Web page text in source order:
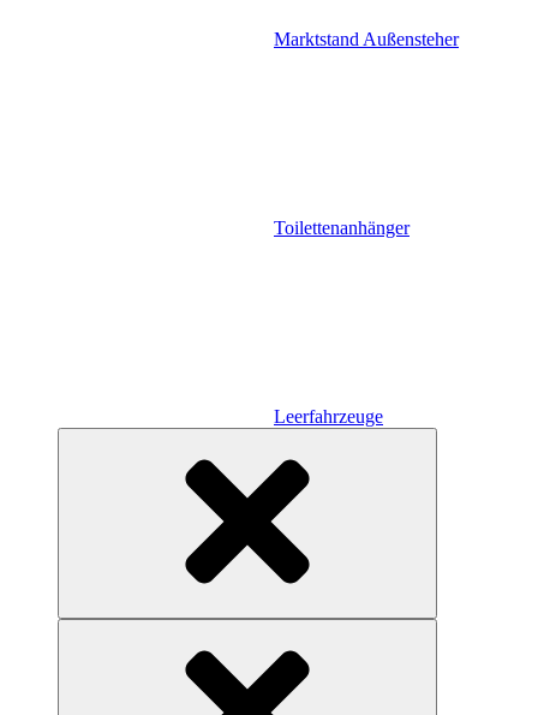
Marktstand Außensteher
Toilettenanhänger
Leerfahrzeuge